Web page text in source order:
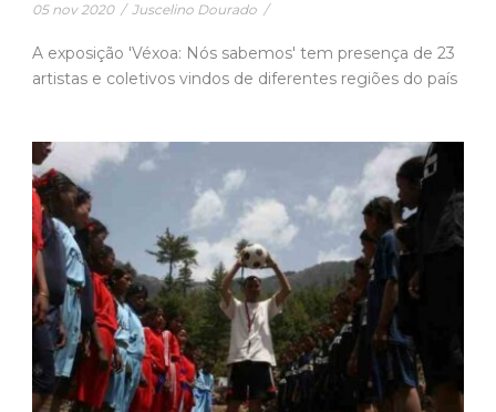
05 nov 2020 / Juscelino Dourado /
A exposição 'Véxoa: Nós sabemos' tem presença de 23
artistas e coletivos vindos de diferentes regiões do país